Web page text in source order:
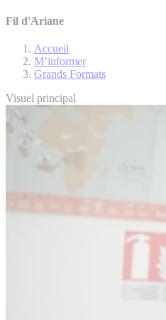
Fil d'Ariane
Accueil
M’informer
Grands Formats
Visuel principal